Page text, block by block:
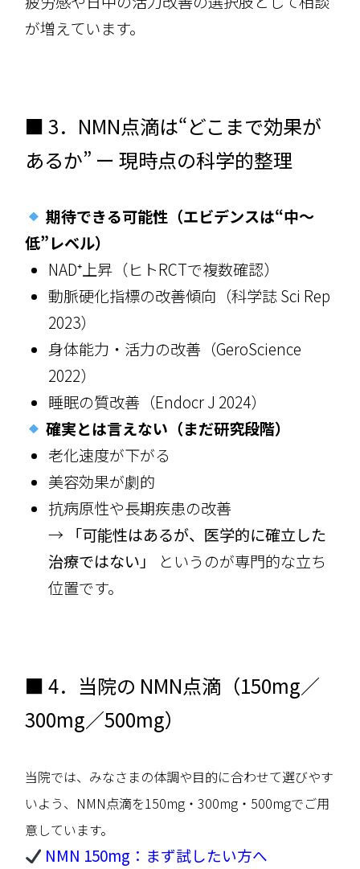
が増えています。
■ 3．NMN点滴は“どこまで効果が
あるか” ー 現時点の科学的整理
期待できる可能性（エビデンスは“中〜
低”レベル）
NAD⁺上昇（ヒトRCTで複数確認）
動脈硬化指標の改善傾向（科学誌 Sci Rep
2023）
身体能力・活力の改善（GeroScience
2022）
睡眠の質改善（Endocr J 2024）
確実とは言えない（まだ研究段階）
老化速度が下がる
美容効果が劇的
抗病原性や長期疾患の改善
→ 「可能性はあるが、医学的に確立した
治療ではない」
というのが専門的な立ち
位置です。
■ 4．当院の NMN点滴（150mg／
300mg／500mg）
当院では、みなさまの体調や目的に合わせて選びやす
いよう、NMN点滴を150mg・300mg・500mgでご用
意しています。
NMN 150mg：まず試したい方へ